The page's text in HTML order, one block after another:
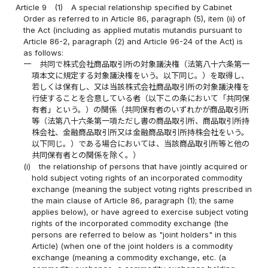
Article 9
(1)
A special relationship specified by Cabinet
Order as referred to in Article 86, paragraph (5), item (ii) of
the Act (including as applied mutatis mutandis pursuant to
Article 86-2, paragraph (2) and Article 96-24 of the Act) is
as follows:
一
共同で株式会社商品取引所の対象議決権（法第八十六条第一
項本文に規定する対象議決権をいう。以下同じ。）を取得し、
若しくは保有し、又は当該株式会社商品取引所の対象議決権を
行使することを合意している者（以下この条において「共同保
有者」という。）の関係（共同保有者のいずれかが商品取引所
等（法第八十六条第一項ただし書の商品取引所、商品取引所持
株会社、金融商品取引所又は金融商品取引所持株会社をいう。
以下同じ。）である場合においては、当該商品取引所等と他の
共同保有者との関係を除く。）
(i)
the relationship of persons that have jointly acquired or
hold subject voting rights of an incorporated commodity
exchange (meaning the subject voting rights prescribed in
the main clause of Article 86, paragraph (1); the same
applies below), or have agreed to exercise subject voting
rights of the incorporated commodity exchange (the
persons are referred to below as "joint holders" in this
Article) (when one of the joint holders is a commodity
exchange (meaning a commodity exchange, etc. (a